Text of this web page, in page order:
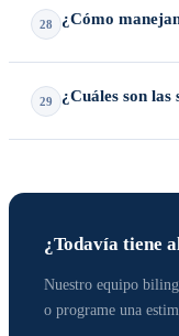
Pearland y áreas
28 ¿Cómo
interrupciones
29 ¿Cuáles son
¿Todavía tiene
Nuestro equipo
o programe una